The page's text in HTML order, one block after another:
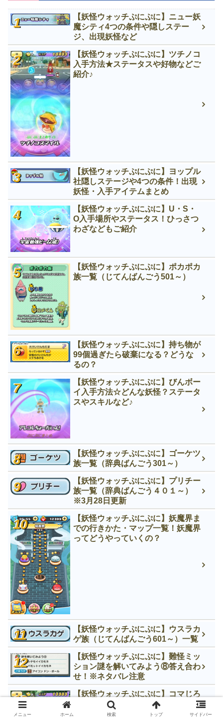
【妖怪ウォッチぷにぷに】ニュー妖
魔シティ4つの条件や隠しステー
ジ、出現妖怪など
【妖怪ウォッチぷにぷに】ツチノコ
入手方法★ステータスや好物などご
紹介♪
【妖怪ウォッチぷにぷに】ヨップル
社隠しステージや4つの条件！出現
妖怪・入手アイテムまとめ
【妖怪ウォッチぷにぷに】U・S・
O入手場所やステータス！ひっさつ
わざなどもご紹介
【妖怪ウォッチぷにぷに】ポカポカ
族一覧（じてんばんごう501～）
【妖怪ウォッチぷにぷに】持ち物が
99個過ぎたら破棄になる？どうな
るの？
【妖怪ウォッチぷにぷに】びんボー
イ入手方法☆どんな妖怪？ステータ
スやスキルなど♪
【妖怪ウォッチぷにぷに】ゴーケツ
族一覧（辞典ばんごう301～）
【妖怪ウォッチぷにぷに】プリチー
族一覧（辞典ばんごう４０１～）
※3月28日更新
【妖怪ウォッチぷにぷに】妖魔界ま
での行きかた・マップ一覧！妖魔界
ってどうやっていくの？
【妖怪ウォッチぷにぷに】ウスラカ
ゲ族（じてんばんごう601～）一覧
【妖怪ウォッチぷにぷに】難怪ミッ
ション謎を解いてみよう⑧答え合わ
せ！※ネタバレ注意
【妖怪ウォッチぷにぷに】コマじろ
うの入手できる場所はどこ？必殺技
や使い道などをご紹介！
メニュー ホーム 検索 トップ サイドバー